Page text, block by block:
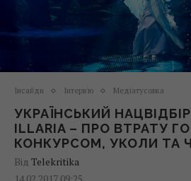
Інсайди Інтерв'ю Медіатусовка
УКРАЇНСЬКИЙ
ILLARIA – ПРО ВТРАТУ
КОНКУРСОМ, УКОЛИ ТА
Від Telekritika